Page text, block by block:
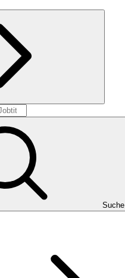
Suche